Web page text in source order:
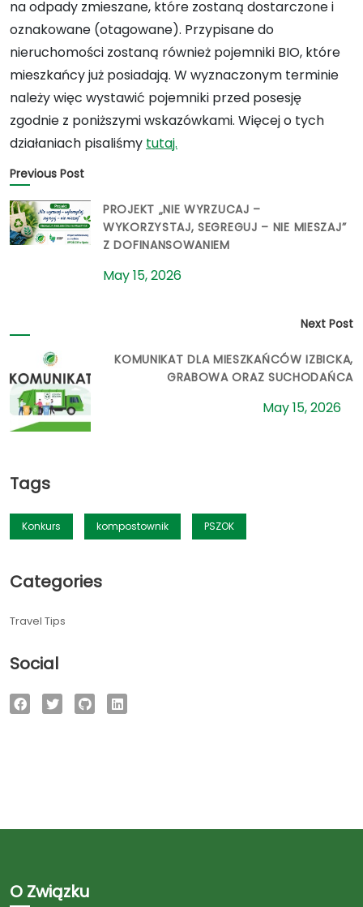
na odpady zmieszane, które zostaną dostarczone i
oznakowane (otagowane). Przypisane do
nieruchomości zostaną również pojemniki BIO, które
mieszkańcy już posiadają. W wyznaczonym terminie
należy więc wystawić pojemniki przed posesję
zgodnie z poniższymi wskazówkami. Więcej o tych
działaniach pisaliśmy tutaj.
Previous Post
PROJEKT „NIE WYRZUCAJ –
WYKORZYSTAJ, SEGREGUJ – NIE MIESZAJ”
Z DOFINANSOWANIEM
May 15, 2026
Next Post
KOMUNIKAT DLA MIESZKAŃCÓW IZBICKA,
GRABOWA ORAZ SUCHODAŃCA
May 15, 2026
Tags
Konkurs kompostownik PSZOK
Categories
Travel Tips
Social
O Związku